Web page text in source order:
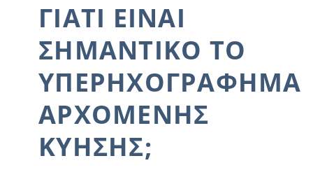
ΓΙΑΤΊ ΕΊΝΑΙ
ΣΗΜΑΝΤΙΚΌ ΤΟ
ΥΠΕΡΗΧΟΓΡΆΦΗΜΑ
ΑΡΧΌΜΕΝΗΣ
ΚΎΗΣΗΣ;